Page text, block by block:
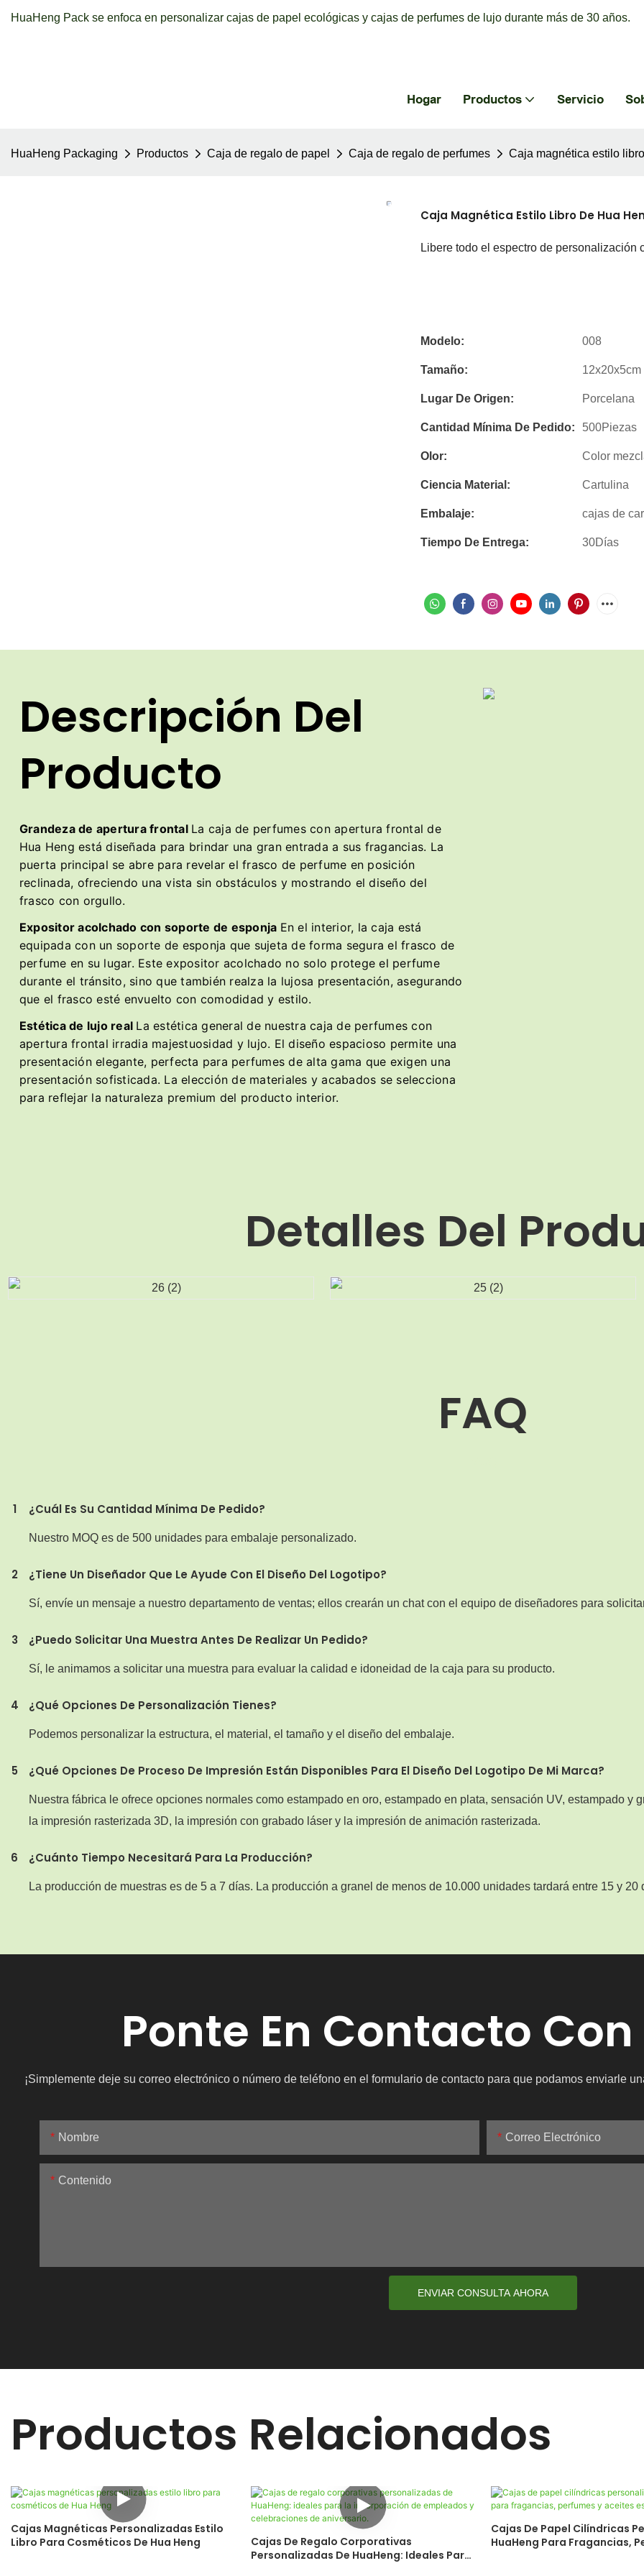
HuaHeng Pack se enfoca en personalizar cajas de papel ecológicas y cajas de perfumes de lujo durante más de 30 años.
Hogar Productos Servicio
HuaHeng Packaging Productos Caja de regalo de papel Caja de regalo de perfumes Caja magnética estilo
Caja Magnética Estilo Libro De Hua
Libere todo el espectro de
Modelo: 008
Tamaño: 12x20x5cm
Lugar De Origen: Porcelana
Cantidad Mínima De Pedido: 500Piezas
Olor: Color
Ciencia Material: Cartulina
Embalaje: cajas de
Tiempo De Entrega: 30Días
Descripción Del
Producto
Grandeza de apertura frontal La caja de perfumes con apertura frontal de
Hua Heng está diseñada para brindar una gran entrada a sus fragancias. La
puerta principal se abre para revelar el frasco de perfume en posición
reclinada, ofreciendo una vista sin obstáculos y mostrando el diseño del
frasco con orgullo.
Expositor acolchado con soporte de esponja En el interior, la caja está
equipada con un soporte de esponja que sujeta de forma segura el frasco de
perfume en su lugar. Este expositor acolchado no solo protege el perfume
durante el tránsito, sino que también realza la lujosa presentación, asegurando
que el frasco esté envuelto con comodidad y estilo.
Estética de lujo real La estética general de nuestra caja de perfumes con
apertura frontal irradia majestuosidad y lujo. El diseño espacioso permite una
presentación elegante, perfecta para perfumes de alta gama que exigen una
presentación sofisticada. La elección de materiales y acabados se selecciona
para reflejar la naturaleza premium del producto interior.
Detalles Del
FAQ
1 ¿Cuál Es Su Cantidad Mínima De Pedido?
Nuestro MOQ es de 500 unidades para embalaje personalizado.
2 ¿Tiene Un Diseñador Que Le Ayude Con El Diseño Del Logotipo?
Sí, envíe un mensaje a nuestro departamento de ventas; ellos crearán un chat con el equipo de diseñadores para
3 ¿Puedo Solicitar Una Muestra Antes De Realizar Un Pedido?
Sí, le animamos a solicitar una muestra para evaluar la calidad e idoneidad de la caja para su producto.
4 ¿Qué Opciones De Personalización Tienes?
Podemos personalizar la estructura, el material, el tamaño y el diseño del embalaje.
5 ¿Qué Opciones De Proceso De Impresión Están Disponibles Para El Diseño Del Logotipo De Mi Marca?
Nuestra fábrica le ofrece opciones normales como estampado en oro, estampado en plata, sensación UV, estampado
la impresión rasterizada 3D, la impresión con grabado láser y la impresión de animación rasterizada.
6 ¿Cuánto Tiempo Necesitará Para La Producción?
La producción de muestras es de 5 a 7 días. La producción a granel de menos de 10.000 unidades tardará entre 15 y 20
Ponte En Contacto
¡Simplemente deje su correo electrónico o número de teléfono en el formulario de contacto para que podamos enviarle
Nombre Correo Electrónico
Contenido
ENVIAR CONSULTA AHORA
Productos Relacionados
Cajas Magnéticas Personalizadas Estilo
Libro Para Cosméticos De Hua Heng
Cajas De Regalo Corporativas
Personalizadas De HuaHeng: Ideales Para
Cajas De Papel Cilíndricas
HuaHeng Para Fragancias,